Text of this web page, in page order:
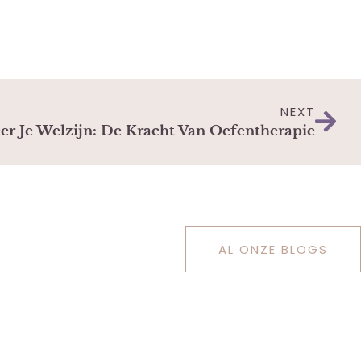
NEXT
Je Welzijn: De Kracht Van Oefentherapie
AL ONZE BLOGS